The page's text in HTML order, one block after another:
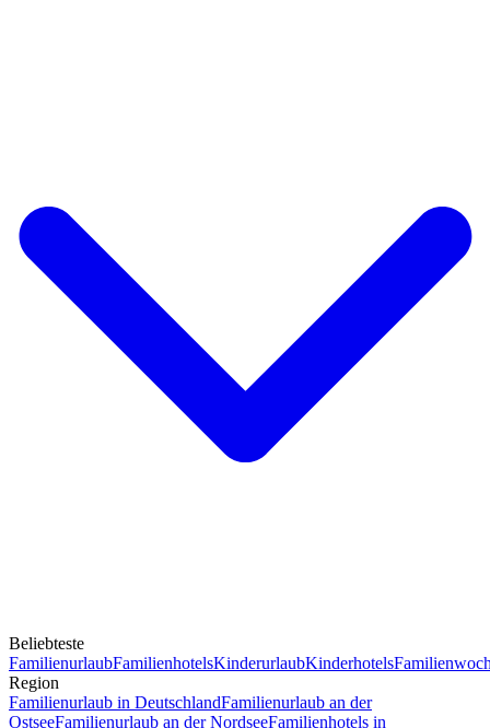
Beliebteste
FamilienurlaubFamilienhotelsKinderurlaubKinderhotels
Region
Familienurlaub in DeutschlandFamilienurlaub an der
OstseeFamilienurlaub an der NordseeFamilienhotels in